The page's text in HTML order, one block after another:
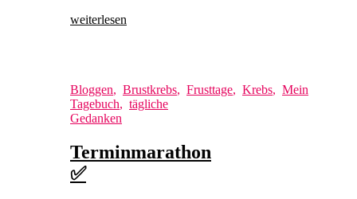
weiterlesen
Bloggen, Brustkrebs, Frusttage, Krebs, Mein
Tagebuch, tägliche
Gedanken
Terminmarathon
✅